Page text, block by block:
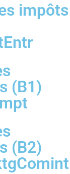
impôts
(B1)
(B2)